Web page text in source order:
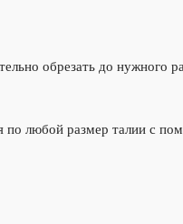
обрезать до нужного
по любой размер талии с